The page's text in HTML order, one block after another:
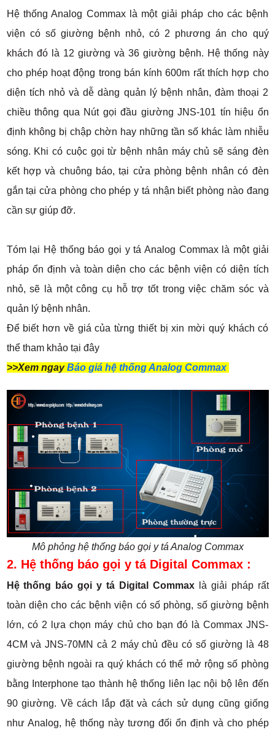
Hệ thống Analog Commax là một giải pháp cho các bệnh
viện có số giường bệnh nhỏ, có 2 phương án cho quý
khách đó là 12 giường và 36 giường bệnh. Hệ thống này
cho phép hoạt động trong bán kính 600m rất thích hợp cho
diện tích nhỏ và dễ dàng quản lý bệnh nhân, đàm thoại 2
chiều thông qua Nút gọi đầu giường JNS-101 tín hiệu ổn
định không bị chập chờn hay những tần số khác làm nhiễu
sóng. Khi có cuộc gọi từ bệnh nhân máy chủ sẽ sáng đèn
kết hợp và chuông báo, tại cửa phòng bệnh nhân có đèn
gắn tại cửa phòng cho phép y tá nhận biết phòng nào đang
cần sự giúp đỡ.
Tóm lại Hệ thống báo gọi y tá Analog Commax là một giải
pháp ổn định và toàn diện cho các bệnh viện có diện tích
nhỏ, sẽ là một công cụ hỗ trợ tốt trong việc chăm sóc và
quản lý bệnh nhân.
Để biết hơn về giá của từng thiết bị xin mời quý khách có
thể tham khảo tại đây
>>Xem ngayBáo giá hệ thống Analog Commax
Mô phỏng hệ thống báo gọi y tá Analog Commax
2. Hệ thống báo gọi y tá Digital Commax :
Hệ thống báo gọi y tá Digital Commaxlà giải pháp rất
toàn diện cho các bệnh viện có số phòng, số giường bệnh
lớn, có 2 lựa chọn máy chủ cho bạn đó là Commax JNS-
4CM và JNS-70MN cả 2 máy chủ đều có số giường là 48
giường bệnh ngoài ra quý khách có thể mở rộng số phòng
bằng Interphone tạo thành hệ thống liên lạc nội bộ lên đến
90 giường. Về cách lắp đặt và cách sử dụng cũng giống
như Analog, hệ thống này tương đối ổn định và cho phép